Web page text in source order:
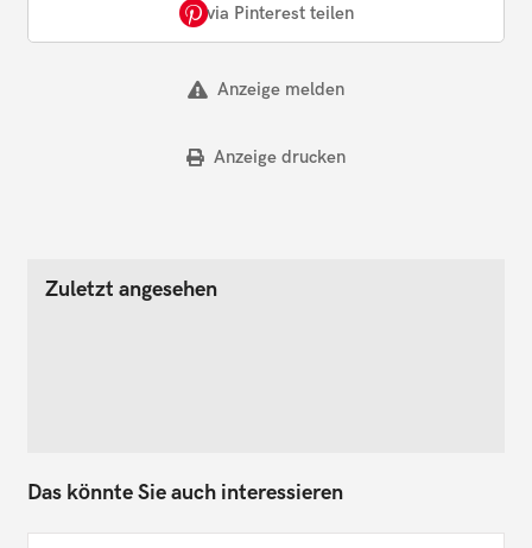
via Pinterest teilen
Anzeige melden
Anzeige drucken
Zuletzt angesehen
Das könnte Sie auch interessieren